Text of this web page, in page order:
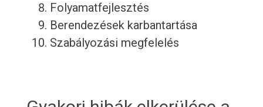
Folyamatfejlesztés
Berendezések karbantartása
Szabályozási megfelelés